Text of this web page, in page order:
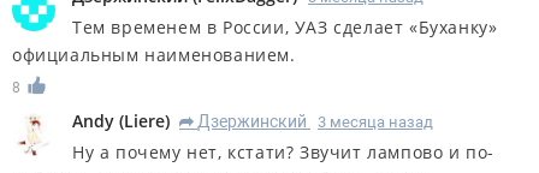
Тем временем в России, УАЗ сделает «Буханку»
официальным наименованием.
8
Аndy (Liere) R Дзержинский 3 месяца назад
Ну а почему нет, кстати? Звучит лампово и по-